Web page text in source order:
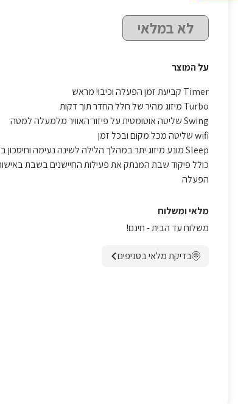
לא במלאי
על המוצר
Timer קביעת זמן הפעלה וכיבוי מראש
Turbo מיזוג מהיר של חלל החדר תוך דקות
Swing שליטה אוטומטית על פיזור האוויר מלמעלה למטה
wifi שליטה מכל מקום ובכל זמן
Sleep מונע מיזוג יתר במהלך הלילה לשינה נעימה וחיסכון בחשמל
כולל פיקוד שבת המנתק את פעילות החיישנים בשבת
הפעלה
מלאי ומשלוח
משלוח עד הבית - חינם!
בדיקת מלאי בסניפים